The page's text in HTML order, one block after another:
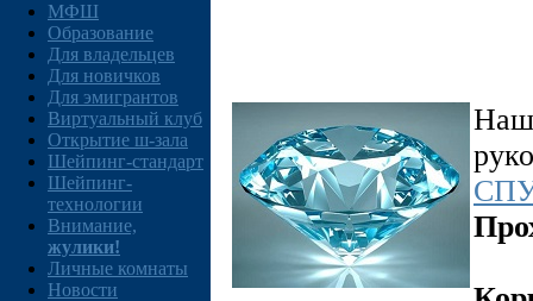
МФШ
Образование
Для владельцев
Для новичков
Для эмигрантов
Виртуальный клуб
Открытие ш-зала
Шейпинг-стандарт
Шейпинг-
технологии
Внимание,
жулики!
Личные комнаты
Новости
Наш